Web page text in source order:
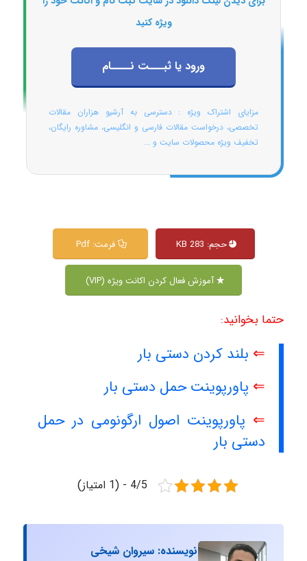
ویژه کنید
ورود یا ثبـــت نــــام
مزایای اشتراک ویژه : دسترسی به آرشیو هزاران مقالات
تخصصی، درخواست مقالات فارسی و انگلیسی، مشاوره رایگان،
تخفیف ویژه محصولات سایت و ...
حجم: 283 KB فرمت: Pdf
آموزش فعال کردن اکانت ویژه (VIP)
حتما بخوانید:
⇐ بلند کردن دستی بار
⇐ پاورپوینت حمل دستی بار
⇐ پاورپوینت اصول ارگونومی در حمل
دستی بار
4/5 - (1 امتیاز)
نویسنده: سیروان شیخی